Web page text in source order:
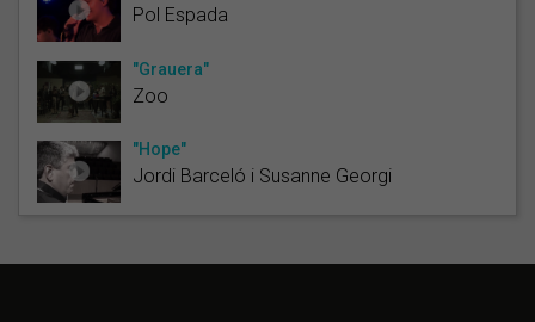
Pol Espada
"Grauera"
Zoo
"Hope"
Jordi Barceló i Susanne Georgi